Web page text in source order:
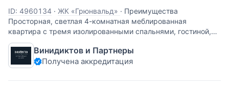
ID: 4960134 · ЖК «Грюнвальд» · Преимущества
Просторная, светлая 4-комнатная меблированная
квартира с тремя изолированными спальнями, гостиной,
совмещенной с кухней, утепленной лоджией, гардеробной
и двумя санузлами (один с гидромассажной ванной) -
Панорамные окна во двор на
Винидиктов и Партнеры
Получена аккредитация